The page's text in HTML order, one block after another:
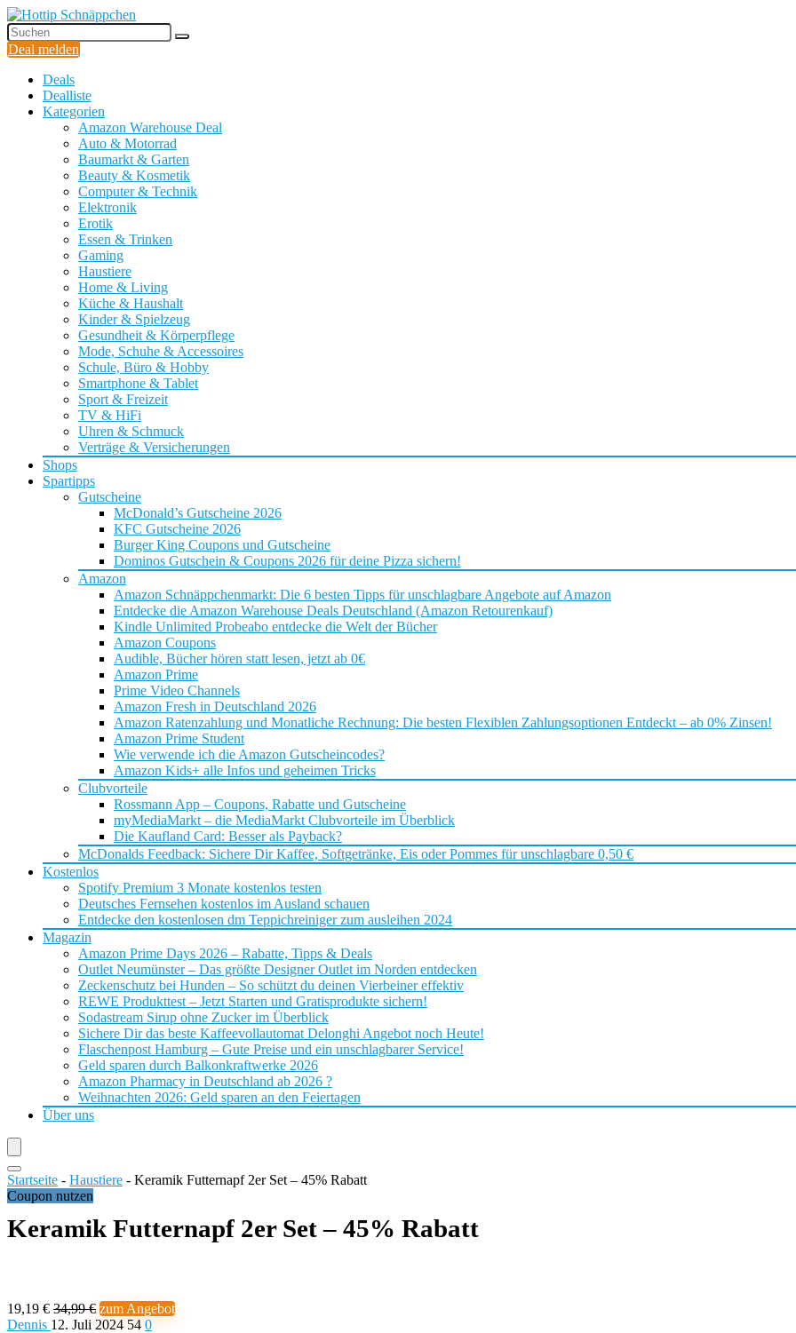
Deal melden
Deals
Dealliste
Kategorien
Amazon Warehouse Deal
Auto & Motorrad
Baumarkt & Garten
Beauty & Kosmetik
Computer & Technik
Elektronik
Erotik
Essen & Trinken
Gaming
Haustiere
Home & Living
Küche & Haushalt
Kinder & Spielzeug
Gesundheit & Körperpflege
Mode, Schuhe & Accessoires
Schule, Büro & Hobby
Smartphone & Tablet
Sport & Freizeit
TV & HiFi
Uhren & Schmuck
Verträge & Versicherungen
Shops
Spartipps
Gutscheine
McDonald’s Gutscheine 2026
KFC Gutscheine 2026
Burger King Coupons und Gutscheine
Dominos Gutschein & Coupons 2026 für deine Pizza sichern!
Amazon
Amazon Schnäppchenmarkt: Die 6 besten Tipps für unschlagbare Angebote auf Amazon
Entdecke die Amazon Warehouse Deals Deutschland (Amazon Retourenkauf)
Kindle Unlimited Probeabo entdecke die Welt der Bücher
Amazon Coupons
Audible, Bücher hören statt lesen, jetzt ab 0€
Amazon Prime
Prime Video Channels
Amazon Fresh in Deutschland 2026
Amazon Ratenzahlung und Monatliche Rechnung: Die besten Flexiblen Zahlungsoptionen Entdeckt – ab 0% Zinsen!
Amazon Prime Student
Wie verwende ich die Amazon Gutscheincodes?
Amazon Kids+ alle Infos und geheimen Tricks
Clubvorteile
Rossmann App – Coupons, Rabatte und Gutscheine
myMediaMarkt – die MediaMarkt Clubvorteile im Überblick
Die Kaufland Card: Besser als Payback?
McDonalds Feedback: Sichere Dir Kaffee, Softgetränke, Eis oder Pommes für unschlagbare 0,50 €
Kostenlos
Spotify Premium 3 Monate kostenlos testen
Deutsches Fernsehen kostenlos im Ausland schauen
Entdecke den kostenlosen dm Teppichreiniger zum ausleihen 2024
Magazin
Amazon Prime Days 2026 – Rabatte, Tipps & Deals
Outlet Neumünster – Das größte Designer Outlet im Norden entdecken
Zeckenschutz bei Hunden – So schützt du deinen Vierbeiner effektiv
REWE Produkttest – Jetzt Starten und Gratisprodukte sichern!
Sodastream Sirup ohne Zucker im Überblick
Sichere Dir das beste Kaffeevollautomat Delonghi Angebot noch Heute!
Flaschenpost Hamburg – Gute Preise und ein unschlagbarer Service!
Geld sparen durch Balkonkraftwerke 2026
Amazon Pharmacy in Deutschland ab 2026 ?
Weihnachten 2026: Geld sparen an den Feiertagen
Über uns
Startseite - Haustiere - Keramik Futternapf 2er Set – 45% Rabatt
Coupon nutzen
Keramik Futternapf 2er Set – 45% Rabatt
19,19 € 34,99 € zum Angebot
Dennis 12. Juli 2024 54 0